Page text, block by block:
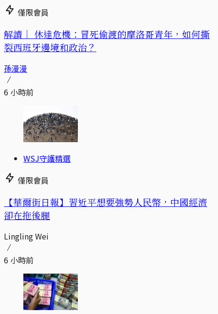
僅限會員
解讀｜ 休達危機：冒死偷渡的摩洛哥青年，如何撕
裂西班牙邊境和政治？
孫漫漫
6 小時前
WSJ守護精選
僅限會員
【華爾街日報】習近平想要強勢人民幣，中國經濟
卻在拖後腿
Lingling Wei
6 小時前